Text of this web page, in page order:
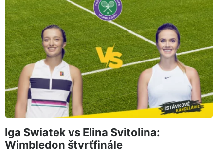
Iga Swiatek vs Elina Svitolina:
Wimbledon štvrťfinále